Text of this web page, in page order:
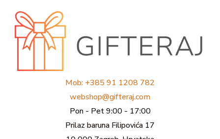
Mob: +385 91 1208 782
webshop@gifteraj.com
Pon - Pet 9:00 - 17:00
Prilaz baruna Filipovića 17